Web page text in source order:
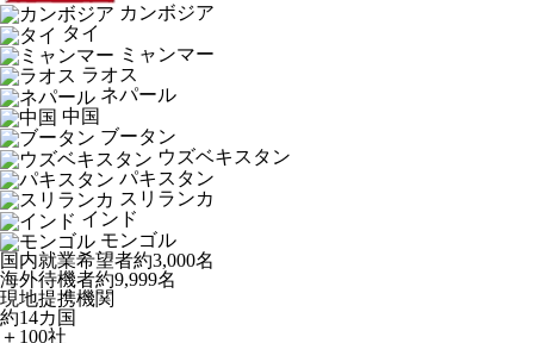
カンボジア
タイ
ミャンマー
ラオス
ネパール
中国
ブータン
ウズベキスタン
パキスタン
スリランカ
インド
モンゴル
国内就業希望者約3,000名
海外待機者約9,999名
現地提携機関
約14カ国
＋100社